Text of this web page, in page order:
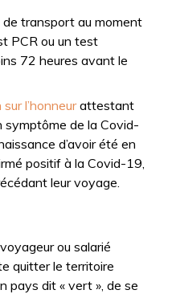
transport au moment
PCR ou un test
72 heures avant le
l’honneurattestant
symptôme de la Covid-
d’avoir été en
positif à la Covid-19,
leur voyage.
ou salarié
quitter le territoire
pays dit « vert », de se